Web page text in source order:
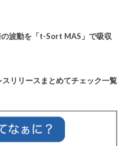
波動を「t-Sort MAS」で吸収
スリリースまとめてチェック一覧